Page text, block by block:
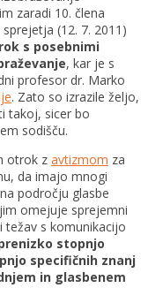
zaradi 10. člena
(12. 7. 2011)
s posebnimi
, kar je s
profesor dr. Marko
. Zato so izrazile željo,
takoj, sicer bo
sodišču.
otrok z avtizmom za
da imajo mnogi
področju glasbe
omejuje sprejemni
težav s komunikacijo
stopnjo
specifičnih znanj
in glasbenem